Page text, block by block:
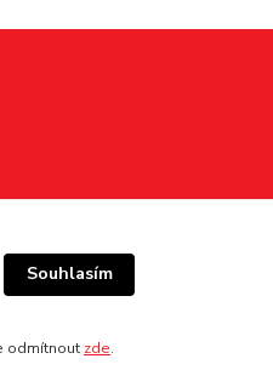
Souhlasím
odmítnout zde.